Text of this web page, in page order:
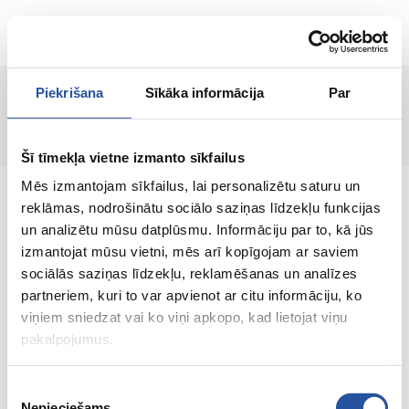
Piekrišana Sīkāka informācija Par
Šī tīmekļa vietne izmanto sīkfailus
Mēs izmantojam sīkfailus, lai personalizētu saturu un
reklāmas, nodrošinātu sociālo saziņas līdzekļu funkcijas
un analizētu mūsu datplūsmu. Informāciju par to, kā jūs
izmantojat mūsu vietni, mēs arī kopīgojam ar saviem
sociālās saziņas līdzekļu, reklamēšanas un analīzes
partneriem, kuri to var apvienot ar citu informāciju, ko
viņiem sniedzat vai ko viņi apkopo, kad lietojat viņu
pakalpojumus.
EN
Page not found!
An online store with great prices and quality
products, where customer satisfaction is our
main value.
Everything for your home and
garden!